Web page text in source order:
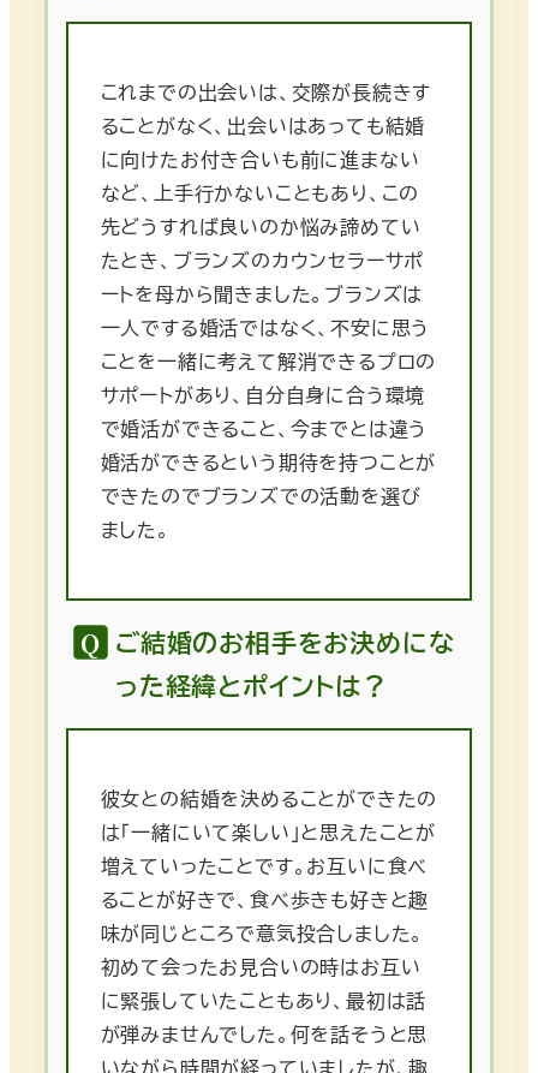
これまでの出会いは、交際が長続きす
ることがなく、出会いはあっても結婚
に向けたお付き合いも前に進まない
など、上手行かないこともあり、この
先どうすれば良いのか悩み諦めてい
たとき、ブランズのカウンセラーサポ
ートを母から聞きました。ブランズは
一人でする婚活ではなく、不安に思う
ことを一緒に考えて解消できるプロの
サポートがあり、自分自身に合う環境
で婚活ができること、今までとは違う
婚活ができるという期待を持つことが
できたのでブランズでの活動を選び
ました。
ご結婚のお相手をお決めにな
った経緯とポイントは？
彼女との結婚を決めることができたの
は「一緒にいて楽しい」と思えたことが
増えていったことです。お互いに食べ
ることが好きで、食べ歩きも好きと趣
味が同じところで意気投合しました。
初めて会ったお見合いの時はお互い
に緊張していたこともあり、最初は話
が弾みませんでした。何を話そうと思
いながら時間が経っていましたが、趣